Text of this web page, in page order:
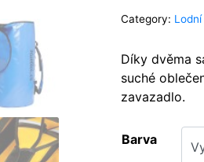
Category:
Díky dvěma
suché
zavazadlo.
Barva